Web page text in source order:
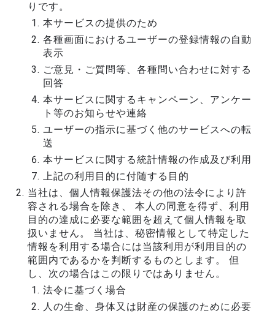
りです。
本サービスの提供のため
各種画面におけるユーザーの登録情報の自動
表示
ご意見・ご質問等、各種問い合わせに対する
回答
本サービスに関するキャンペーン、アンケー
ト等のお知らせや連絡
ユーザーの指示に基づく他のサービスへの転
送
本サービスに関する統計情報の作成及び利用
上記の利用目的に付随する目的
当社は、個人情報保護法その他の法令により許
容される場合を除き、 本人の同意を得ず、利用
目的の達成に必要な範囲を超えて個人情報を取
扱いません。 当社は、秘密情報として特定した
情報を利用する場合には当該利用が利用目的の
範囲内であるかを判断するものとします。 但
し、次の場合はこの限りではありません。
法令に基づく場合
人の生命、身体又は財産の保護のために必要